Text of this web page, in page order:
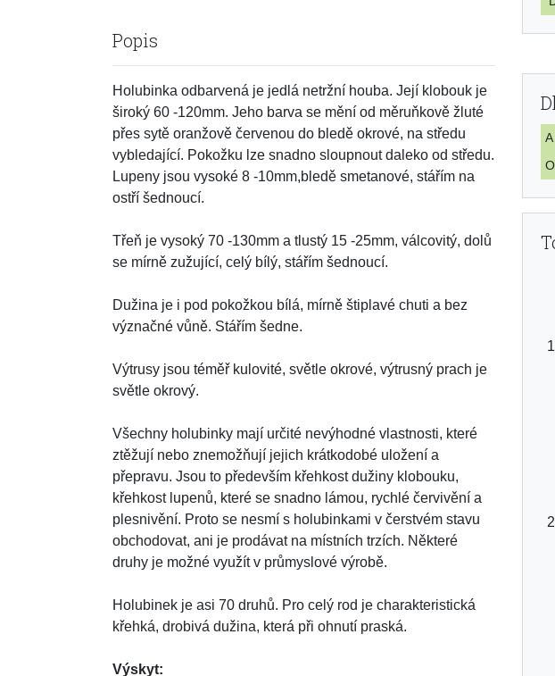
Popis
Holubinka odbarvená je jedlá netržní houba. Její klobouk je
široký 60 -120mm. Jeho barva se mění od měruňkově žluté
přes sytě oranžově červenou do bledě okrové, na středu
vybledající. Pokožku lze snadno sloupnout daleko od středu.
Lupeny jsou vysoké 8 -10mm,bledě smetanové, stářím na
ostří šednoucí.
Třeň je vysoký 70 -130mm a tlustý 15 -25mm, válcovitý, dolů
se mírně zužující, celý bílý, stářím šednoucí.
Dužina je i pod pokožkou bílá, mírně štiplavé chuti a bez
význačné vůně. Stářím šedne.
Výtrusy jsou téměř kulovité, světle okrové, výtrusný prach je
světle okrový.
Všechny holubinky mají určité nevýhodné vlastnosti, které
ztěžují nebo znemožňují jejich krátkodobé uložení a
přepravu. Jsou to především křehkost dužiny klobouku,
křehkost lupenů, které se snadno lámou, rychlé červivění a
plesnivění. Proto se nesmí s holubinkami v čerstvém stavu
obchodovat, ani je prodávat na místních trzích. Některé
druhy je možné využít v průmyslové výrobě.
Holubinek je asi 70 druhů. Pro celý rod je charakteristická
křehká, drobivá dužina, která při ohnutí praská.
Výskyt:
A
O